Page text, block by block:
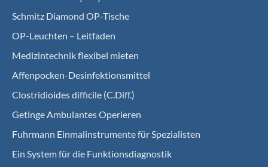
Schmitz Diamond OP-Tische
OP-Leuchten – Leitfaden
Medizintechnik flexibel mieten
Affenpocken-Desinfektionsmittel
Clostridioides difficile (C.Diff.)
Getinge Ambulantes Operieren
Fuhrmann Einmalinstrumente für Spezialisten
Ein System für die Funktionsdiagnostik